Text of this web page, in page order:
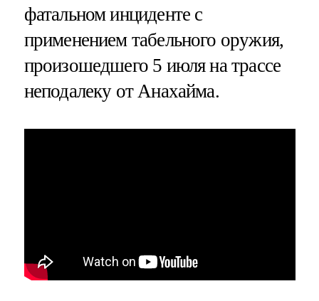
фатальном инциденте с
применением табельного оружия,
произошедшего 5 июля на трассе
неподалеку от Анахайма.